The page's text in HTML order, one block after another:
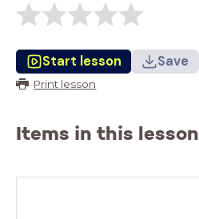
Start lesson Save
Print lesson
Items in this lesson